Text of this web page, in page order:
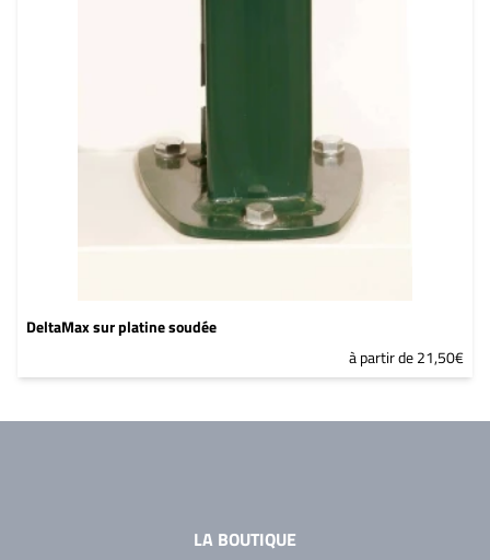
DeltaMax sur platine soudée
à partir de 21,50€
LA BOUTIQUE